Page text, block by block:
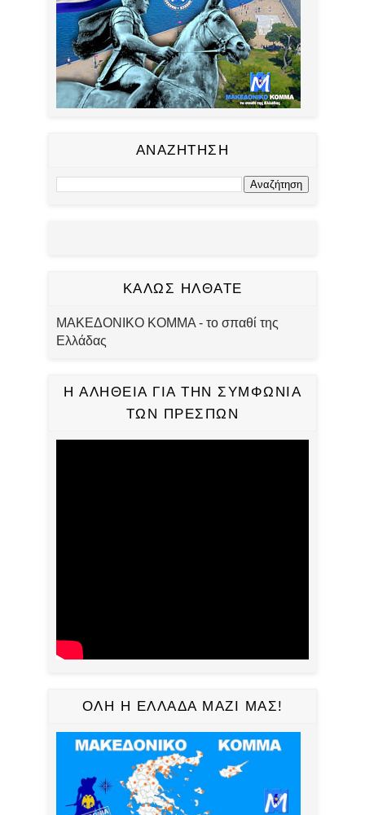
ΑΝΑΖΗΤΗΣΗ
ΚΑΛΩΣ ΗΛΘΑΤΕ
ΜΑΚΕΔΟΝΙΚΟ ΚΟΜΜΑ - το σπαθί της
Ελλάδας
Η ΑΛΗΘΕΙΑ ΓΙΑ ΤΗΝ ΣΥΜΦΩΝΙΑ
ΤΩΝ ΠΡΕΣΠΩΝ
ΟΛΗ Η ΕΛΛΑΔΑ ΜΑΖΙ ΜΑΣ!